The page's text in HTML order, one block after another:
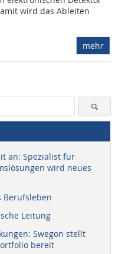
wird das Ableiten
mehr
an: Spezialist für
wird neues
Berufsleben
Leitung
Swegon stellt
bereit